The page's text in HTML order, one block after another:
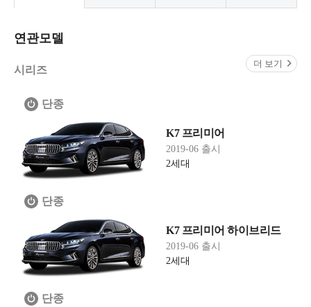
연관모델
시리즈
더 보기
단종
K7 프리미어
2019-06 출시
2세대
단종
K7 프리미어 하이브리드
2019-06 출시
2세대
단종